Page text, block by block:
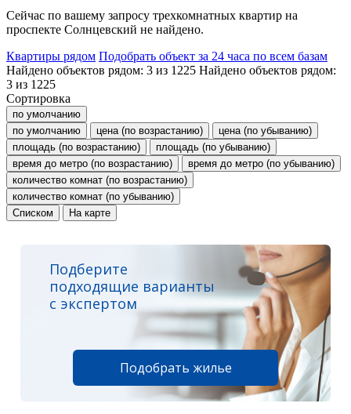
Сейчас по вашему запросу трехкомнатных квартир на
проспекте Солнцевский не найдено.
Квартиры рядом Подобрать объект за 24 часа по всем базам
Найдено объектов рядом: 3 из 1225 Найдено объектов рядом:
3 из 1225
Сортировка
по умолчанию
по умолчанию
цена (по возрастанию)
цена (по убыванию)
площадь (по возрастанию)
площадь (по убыванию)
время до метро (по возрастанию)
время до метро (по убыванию)
количество комнат (по возрастанию)
количество комнат (по убыванию)
Списком
На карте
Подберите
подходящие варианты
с экспертом
Подобрать жилье